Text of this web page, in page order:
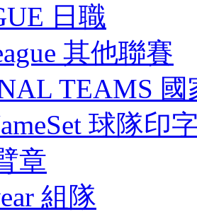
日職
其他聯賽
TEAMS 國
球隊印
章
組隊